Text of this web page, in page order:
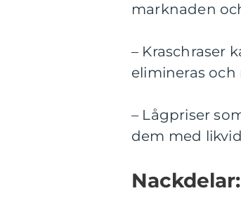
marknaden
– Kraschraser
elimineras
– Lågpriser
dem med
Nackdelar: